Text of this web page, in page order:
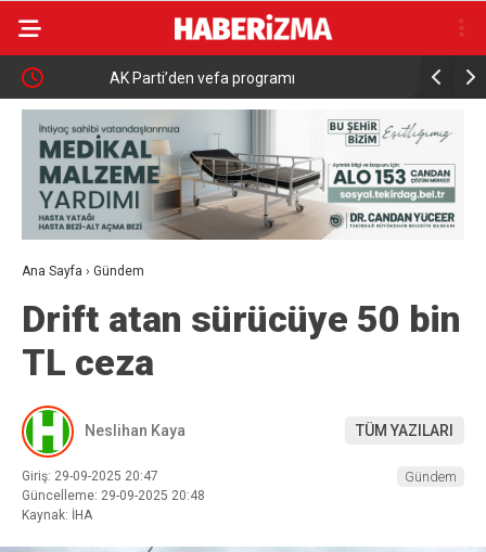
AK Parti’den vefa programı Nilüfer
inceleme
Ana Sayfa › Gündem
Drift atan sürücüye 50 bin
TL ceza
Neslihan Kaya TÜM YAZILARI
Giriş: 29-09-2025 20:47
Güncelleme: 29-09-2025 20:48
Kaynak: İHA
Gündem